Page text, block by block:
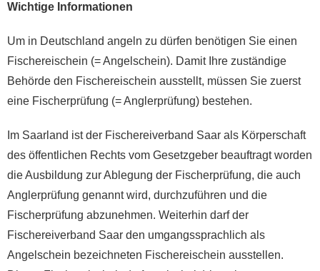
Wichtige Informationen
Um in Deutschland angeln zu dürfen benötigen Sie einen
Fischereischein (= Angelschein). Damit Ihre zuständige
Behörde den Fischereischein ausstellt, müssen Sie zuerst
eine Fischerprüfung (= Anglerprüfung) bestehen.
Im Saarland ist der Fischereiverband Saar als Körperschaft
des öffentlichen Rechts vom Gesetzgeber beauftragt worden
die Ausbildung zur Ablegung der Fischerprüfung, die auch
Anglerprüfung genannt wird, durchzuführen und die
Fischerprüfung abzunehmen. Weiterhin darf der
Fischereiverband Saar den umgangssprachlich als
Angelschein bezeichneten Fischereischein ausstellen.